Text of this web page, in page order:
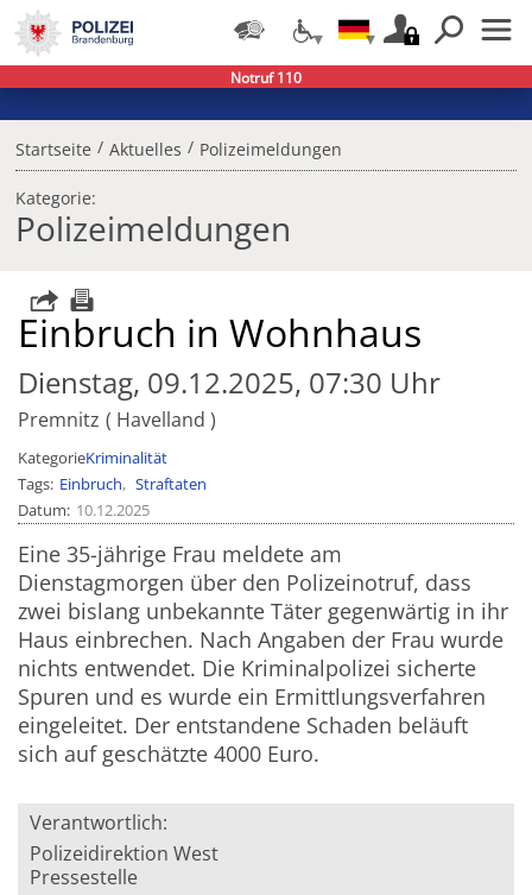
Startseite / Aktuelles / Polizeimeldungen
Kategorie:
Polizeimeldungen
Einbruch in Wohnhaus
Dienstag, 09.12.2025, 07:30 Uhr
Premnitz Havelland
KategorieKriminalität
Tags Einbruch
Straftaten
Datum 10.12.2025
Eine 35-jährige Frau meldete am
Dienstagmorgen über den Polizeinotruf, dass
zwei bislang unbekannte Täter gegenwärtig in ihr
Haus einbrechen. Nach Angaben der Frau wurde
nichts entwendet. Die Kriminalpolizei sicherte
Spuren und es wurde ein Ermittlungsverfahren
eingeleitet. Der entstandene Schaden beläuft
sich auf geschätzte 4000 Euro.
Verantwortlich:
Polizeidirektion West
Pressestelle
Notruf 110